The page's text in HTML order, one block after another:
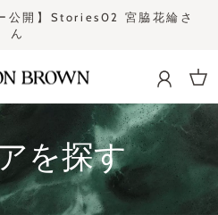
公開】Stories02 宮脇花綸さ
ん
を探す